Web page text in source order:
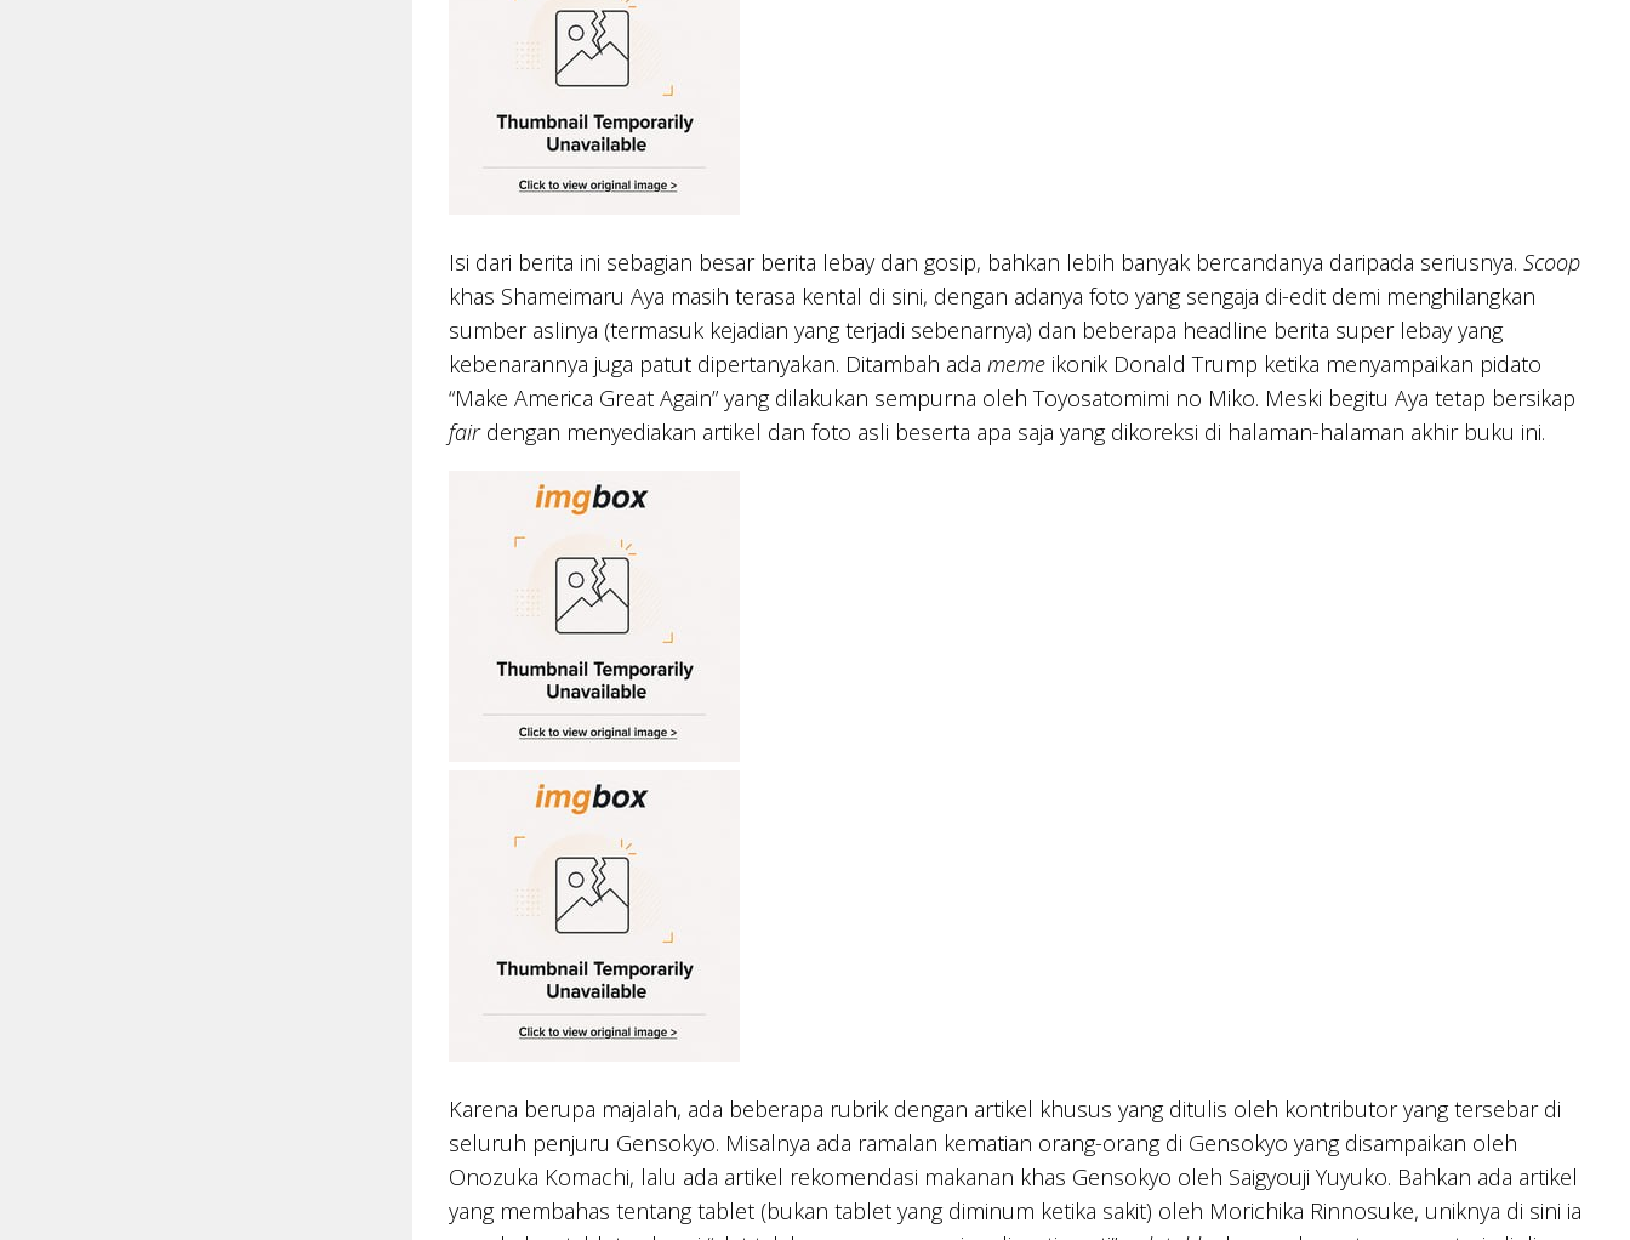
Isi dari berita ini sebagian besar berita lebay dan gosip, bahkan lebih banyak bercandanya daripada seriusnya. Scoop
khas Shameimaru Aya masih terasa kental di sini, dengan adanya foto yang sengaja di-edit demi menghilangkan
sumber aslinya (termasuk kejadian yang terjadi sebenarnya) dan beberapa headline berita super lebay yang
kebenarannya juga patut dipertanyakan. Ditambah ada meme ikonik Donald Trump ketika menyampaikan pidato
“Make America Great Again” yang dilakukan sempurna oleh Toyosatomimi no Miko. Meski begitu Aya tetap bersikap
fairdengan menyediakan artikel dan foto asli beserta apa saja yang dikoreksi di halaman-halaman akhir buku ini.
Karena berupa majalah, ada beberapa rubrik dengan artikel khusus yang ditulis oleh kontributor yang tersebar di
seluruh penjuru Gensokyo. Misalnya ada ramalan kematian orang-orang di Gensokyo yang disampaikan oleh
Onozuka Komachi, lalu ada artikel rekomendasi makanan khas Gensokyo oleh Saigyouji Yuyuko. Bahkan ada artikel
yang membahas tentang tablet (bukan tablet yang diminum ketika sakit) oleh Morichika Rinnosuke, uniknya di sini ia